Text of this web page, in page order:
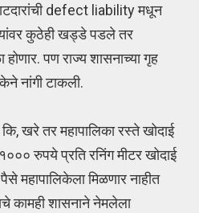
defect liability मधून
कुठेही खड्डे पडले तर
पण राज्य शासनाच्या गृह
नांगी टाकली.
खरे तर महापालिका रस्ते खोदाई
रुपये प्रति रनिंग मीटर खोदाई
महापालिकेला मिळणार नाहीत
कामही शासनाने नेमलेला